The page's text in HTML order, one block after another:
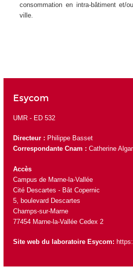
consommation en intra-bâtiment et/
ville.
Esycom
UMR - ED 532
Directeur : Philippe Basset
Correspondante Cnam : Catherine
Accès
Campus de Marne-la-Vallée
Cité Descartes - Bât Copernic
5, boulevard Descartes
Champs-sur-Marne
77454 Marne-la-Vallée Cedex 2
Site web du laboratoire Esycom: